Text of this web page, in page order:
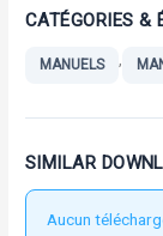
CATÉGORIES &
MANUELS
SIMILAR
Aucun